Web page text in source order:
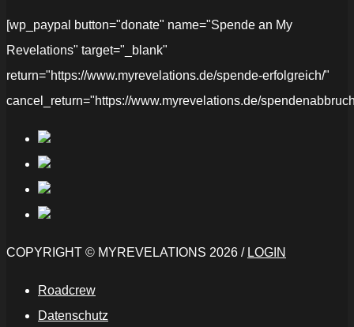
[wp_paypal button="donate" name="Spende an My
Revelations" target="_blank"
return="https://www.myrevelations.de/spende-erfolgreich/"
cancel_return="https://www.myrevelations.de/
COPYRIGHT © MYREVELATIONS 2026 / LOGIN
Roadcrew
Datenschutz